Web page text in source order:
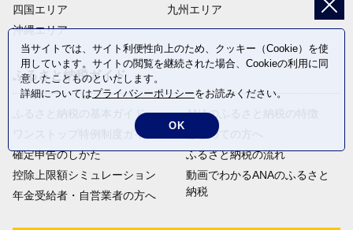
四国エリア
沖縄エリア
九州エリア
ふるさと納税ガイド
ふるさと納税の基本ガイド
ワンストップ特例制度ガイド
確定申告のしかた
控除上限額シミュレーション
年金受給者・自営業者の方へ
ANAのふるさと納税の特徴
はじめての方へ
ふるさと納税の流れ
動画でわかるANAのふるさと
納税
当サイトでは、サイト利便性向上のため、クッキー（Cookie）を使
用しています。サイトの閲覧を継続された場合、Cookieの利用に同
意したことものといたします。
詳細についてはプライバシーポリシーをお読みください。
OK